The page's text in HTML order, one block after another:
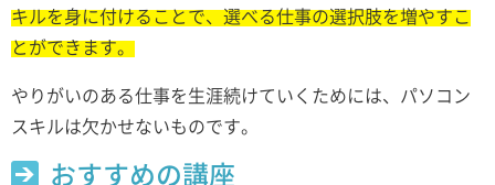
キルを身に付けることで、選べる仕事の選択肢を増やすこ
とができます。
やりがいのある仕事を生涯続けていくためには、パソコン
スキルは欠かせないものです。
おすすめの講座